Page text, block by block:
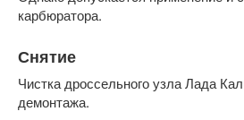
карбюратора.
Снятие
Чистка дроссельного узла Лада
демонтажа.